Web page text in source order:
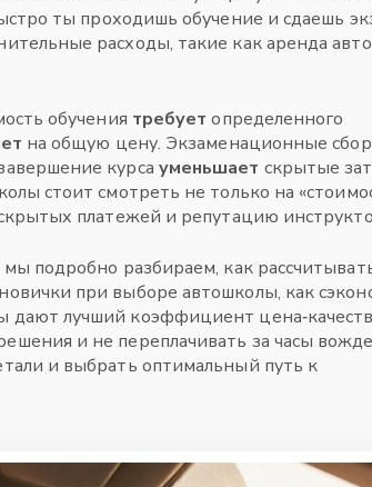
ты проходишь обучение и сдаешь
расходы, такие как аренда
обучения требует определенного
на общую цену. Экзаменационные
курса уменьшает скрытые
стоит смотреть не только на
платежей и репутацию
подробно разбираем, как
при выборе автошколы, как
дают лучший коэффициент
и не переплачивать за часы
и выбрать оптимальный путь к